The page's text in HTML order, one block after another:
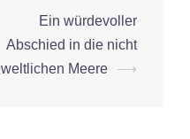
Ein würdevoller
Abschied in die nicht
weltlichen Meere
⟶